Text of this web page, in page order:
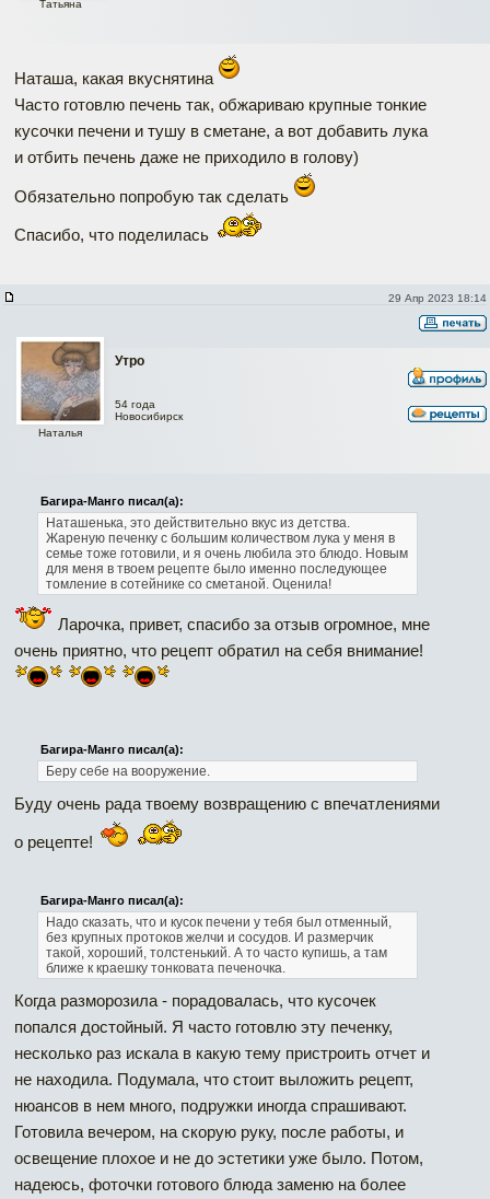
Татьяна
Наташа, какая вкуснятина
Часто готовлю печень так, обжариваю крупные тонкие
кусочки печени и тушу в сметане, а вот добавить лука
и отбить печень даже не приходило в голову)
Обязательно попробую так сделать
Спасибо, что поделилась
29 Апр 2023 18:14
Утро
Наталья
54 года
Новосибирск
Багира-Манго писал(а):
Наташенька, это действительно вкус из детства.
Жареную печенку с большим количеством лука у меня в
семье тоже готовили, и я очень любила это блюдо. Новым
для меня в твоем рецепте было именно последующее
томление в сотейнике со сметаной. Оценила!
Ларочка, привет, спасибо за отзыв огромное, мне
очень приятно, что рецепт обратил на себя внимание!
Багира-Манго писал(а):
Беру себе на вооружение.
Буду очень рада твоему возвращению с впечатлениями
о рецепте!
Багира-Манго писал(а):
Надо сказать, что и кусок печени у тебя был отменный,
без крупных протоков желчи и сосудов. И размерчик
такой, хороший, толстенький. А то часто купишь, а там
ближе к краешку тонковата печеночка.
Когда разморозила - порадовалась, что кусочек
попался достойный. Я часто готовлю эту печенку,
несколько раз искала в какую тему пристроить отчет и
не находила. Подумала, что стоит выложить рецепт,
нюансов в нем много, подружки иногда спрашивают.
Готовила вечером, на скорую руку, после работы, и
освещение плохое и не до эстетики уже было. Потом,
надеюсь, фоточки готового блюда заменю на более